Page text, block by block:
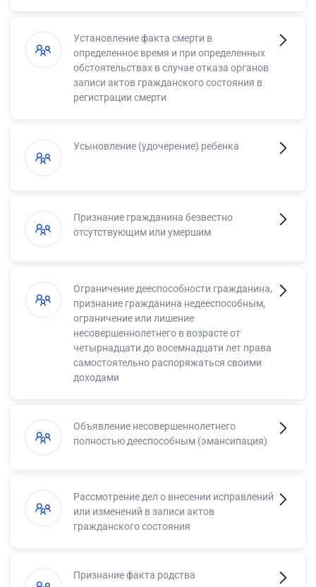
Установление факта смерти в
определенное время и при определенных
обстоятельствах в случае отказа органов
записи актов гражданского состояния в
регистрации смерти
Усыновление (удочерение) ребенка
Признание гражданина безвестно
отсутствующим или умершим
Ограничение дееспособности гражданина,
признание гражданина недееспособным,
ограничение или лишение
несовершеннолетнего в возрасте от
четырнадцати до восемнадцати лет права
самостоятельно распоряжаться своими
доходами
Объявление несовершеннолетнего
полностью дееспособным (эмансипация)
Рассмотрение дел о внесении исправлений
или изменений в записи актов
гражданского состояния
Признание факта родства